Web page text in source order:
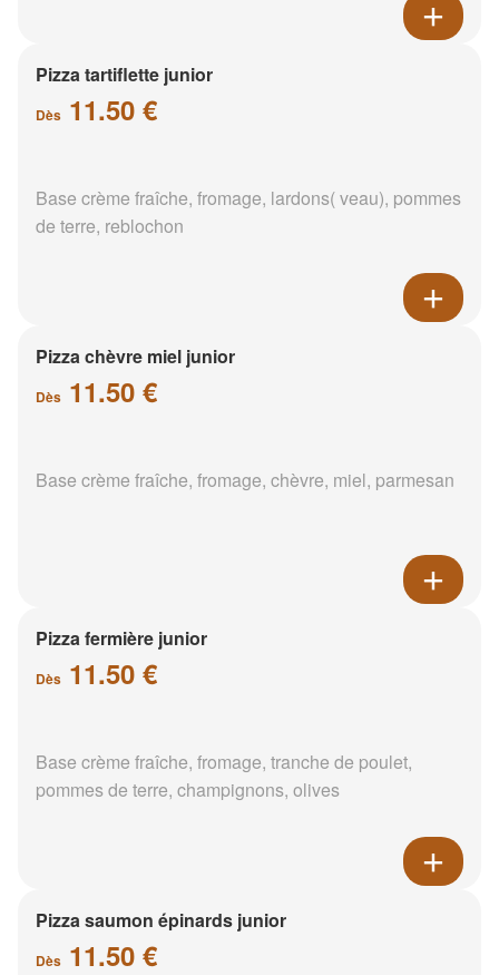
Pizza tartiflette junior
Dès 11.50 €
Base crème fraîche, fromage, lardons( veau), pommes
de terre, reblochon
Pizza chèvre miel junior
Dès 11.50 €
Base crème fraîche, fromage, chèvre, miel, parmesan
Pizza fermière junior
Dès 11.50 €
Base crème fraîche, fromage, tranche de poulet,
pommes de terre, champignons, olives
Pizza saumon épinards junior
Dès 11.50 €